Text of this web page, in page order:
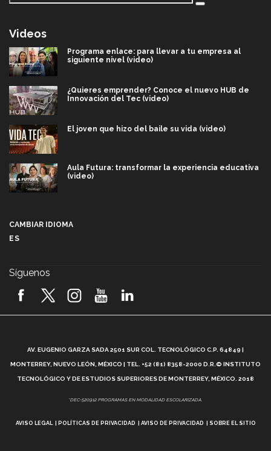
Videos
Programa enlace: para llevar a tu empresa al
siguiente nivel (video)
¿Quieres emprender? Conoce el nuevo HUB de
Innovación del Tec (video)
El joven que hizo del baile su vida (video)
Aula Futura: transformar la experiencia educativa
(video)
2026! (video)
¿Cómo es el Modelo Educativo Tec? (video)
Vida Tec: Feminismo e Inteligencia Artificial, Paola
CAMBIAR IDIOMA
ES
Síguenos
AV. EUGENIO GARZA SADA 2501 SUR COL. TECNOLÓGICO C.P. 64849 |
MONTERREY, NUEVO LEÓN, MÉXICO | TEL. +52 (81) 8358-2000 D.R.© INSTITUTO
TECNOLÓGICO Y DE ESTUDIOS SUPERIORES DE MONTERREY, MÉXICO. 2018
*DEC-520912 PROGRAMAS EN MODALIDAD ESCOLARIZADA.
AVISO LEGAL POLÍTICAS DE PRIVACIDAD AVISO DE PRIVACIDAD SOBRE EL SITIO